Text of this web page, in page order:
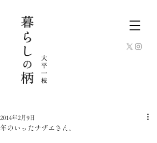
年のいったサザエさん。
2014年2月9日